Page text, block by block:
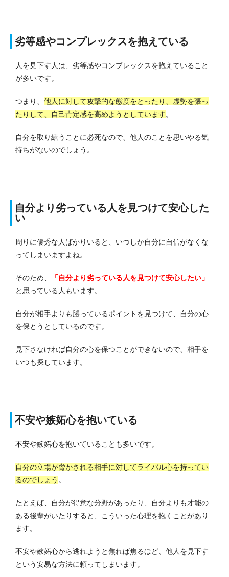
劣等感やコンプレックスを抱えている
人を見下す人は、劣等感やコンプレックスを抱えていること
が多いです。
つまり、 他人に対して攻撃的な態度をとったり、虚勢を張っ
たりして、自己肯定感を高めようとしています。
自分を取り繕うことに必死なので、他人のことを思いやる気
持ちがないのでしょう。
自分より劣っている人を見つけて安心した
い
周りに優秀な人ばかりいると、いつしか自分に自信がなくな
ってしまいますよね。
そのため、
「自分より劣っている人を見つけて安心したい」
と思っている人もいます。
自分が相手よりも勝っているポイントを見つけて、自分の心
を保とうとしているのです。
見下さなければ自分の心を保つことができないので、相手を
いつも探しています。
不安や嫉妬心を抱いている
不安や嫉妬心を抱いていることも多いです。
自分の立場が脅かされる相手に対してライバル心を持ってい
るのでしょう 。
たとえば、自分が得意な分野があったり、自分よりも才能の
ある後輩がいたりすると、こういった心理を抱くことがあり
ます。
不安や嫉妬心から逃れようと焦れば焦るほど、他人を見下す
という安易な方法に頼ってしまいます。